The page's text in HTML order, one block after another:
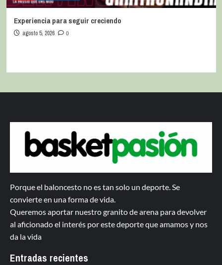
Experiencia para seguir creciendo
agosto 5, 2026 0
Porque el baloncesto no es tan solo un deporte. Se
convierte en una forma de vida.
Queremos aportar nuestro granito de arena para devolver
al aficionado el interés por este deporte que amamos y nos
da la vida
Entradas recientes